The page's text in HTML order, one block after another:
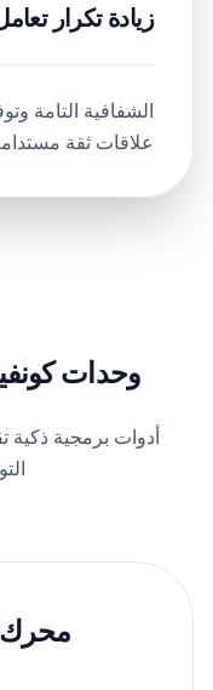
زيادة تكرار
الشفافية التامة
علاقات ثقة
وحدات
أدوات برمجية ذكية
محرك